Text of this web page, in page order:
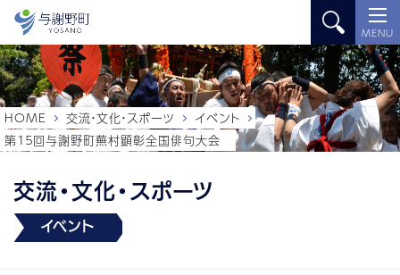
MENU
交流・文化・スポーツ
イベント
HOME 交流・文化・スポーツ
イベント
第１５回与謝野町蕪村顕彰全国俳句大会